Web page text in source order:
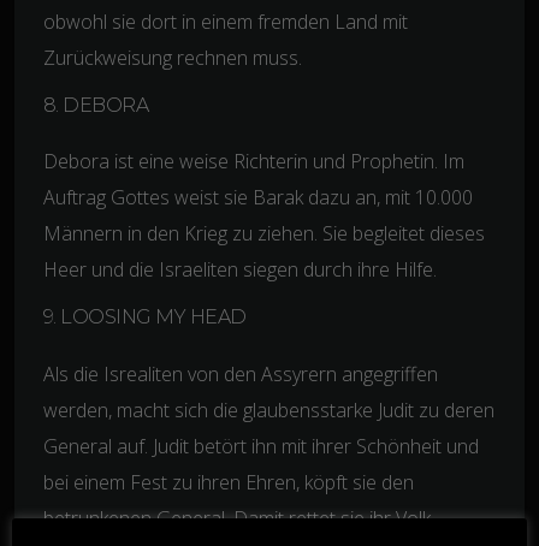
obwohl sie dort in einem fremden Land mit
Zurückweisung rechnen muss.
8. DEBORA
Debora ist eine weise Richterin und Prophetin. Im
Auftrag Gottes weist sie Barak dazu an, mit 10.000
Männern in den Krieg zu ziehen. Sie begleitet dieses
Heer und die Israeliten siegen durch ihre Hilfe.
9. LOOSING MY HEAD
Als die Isrealiten von den Assyrern angegriffen
werden, macht sich die glaubensstarke Judit zu deren
General auf. Judit betört ihn mit ihrer Schönheit und
bei einem Fest zu ihren Ehren, köpft sie den
betrunkenen General. Damit rettet sie ihr Volk.